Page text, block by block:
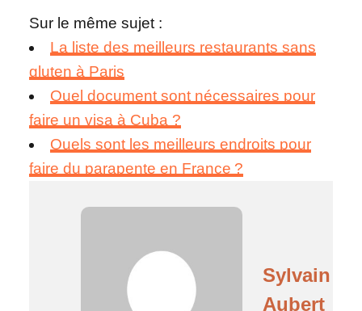
Sur le même sujet :
La liste des meilleurs restaurants sans
gluten à Paris
Quel document sont nécessaires pour
faire un visa à Cuba ?
Quels sont les meilleurs endroits pour
faire du parapente en France ?
Sylvain
Aubert